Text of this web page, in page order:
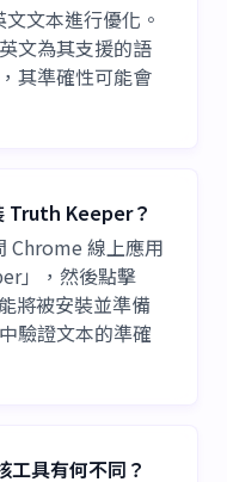
文本進行優化。
文為其支援的語
其準確性可能會
Truth Keeper？
Chrome 線上應用
」，然後點擊
將被安裝並準備
驗證文本的準確
具有何不同？